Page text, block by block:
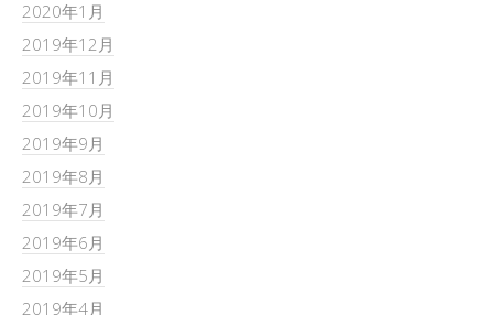
2020年1月
2019年12月
2019年11月
2019年10月
2019年9月
2019年8月
2019年7月
2019年6月
2019年5月
2019年4月